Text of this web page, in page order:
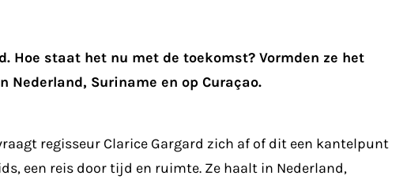
staat het nu met de toekomst? Vormden ze het
Suriname en op Curaçao.
regisseur Clarice Gargard zich af of dit een kantelpunt
een reis door tijd en ruimte. Ze haalt in Nederland,